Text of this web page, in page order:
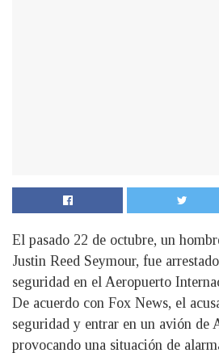
El pasado 22 de octubre, un
Justin Reed Seymour, fue
seguridad en el Aeropuerto
De acuerdo con Fox News, el
seguridad y entrar en un avión de
provocando una situación de